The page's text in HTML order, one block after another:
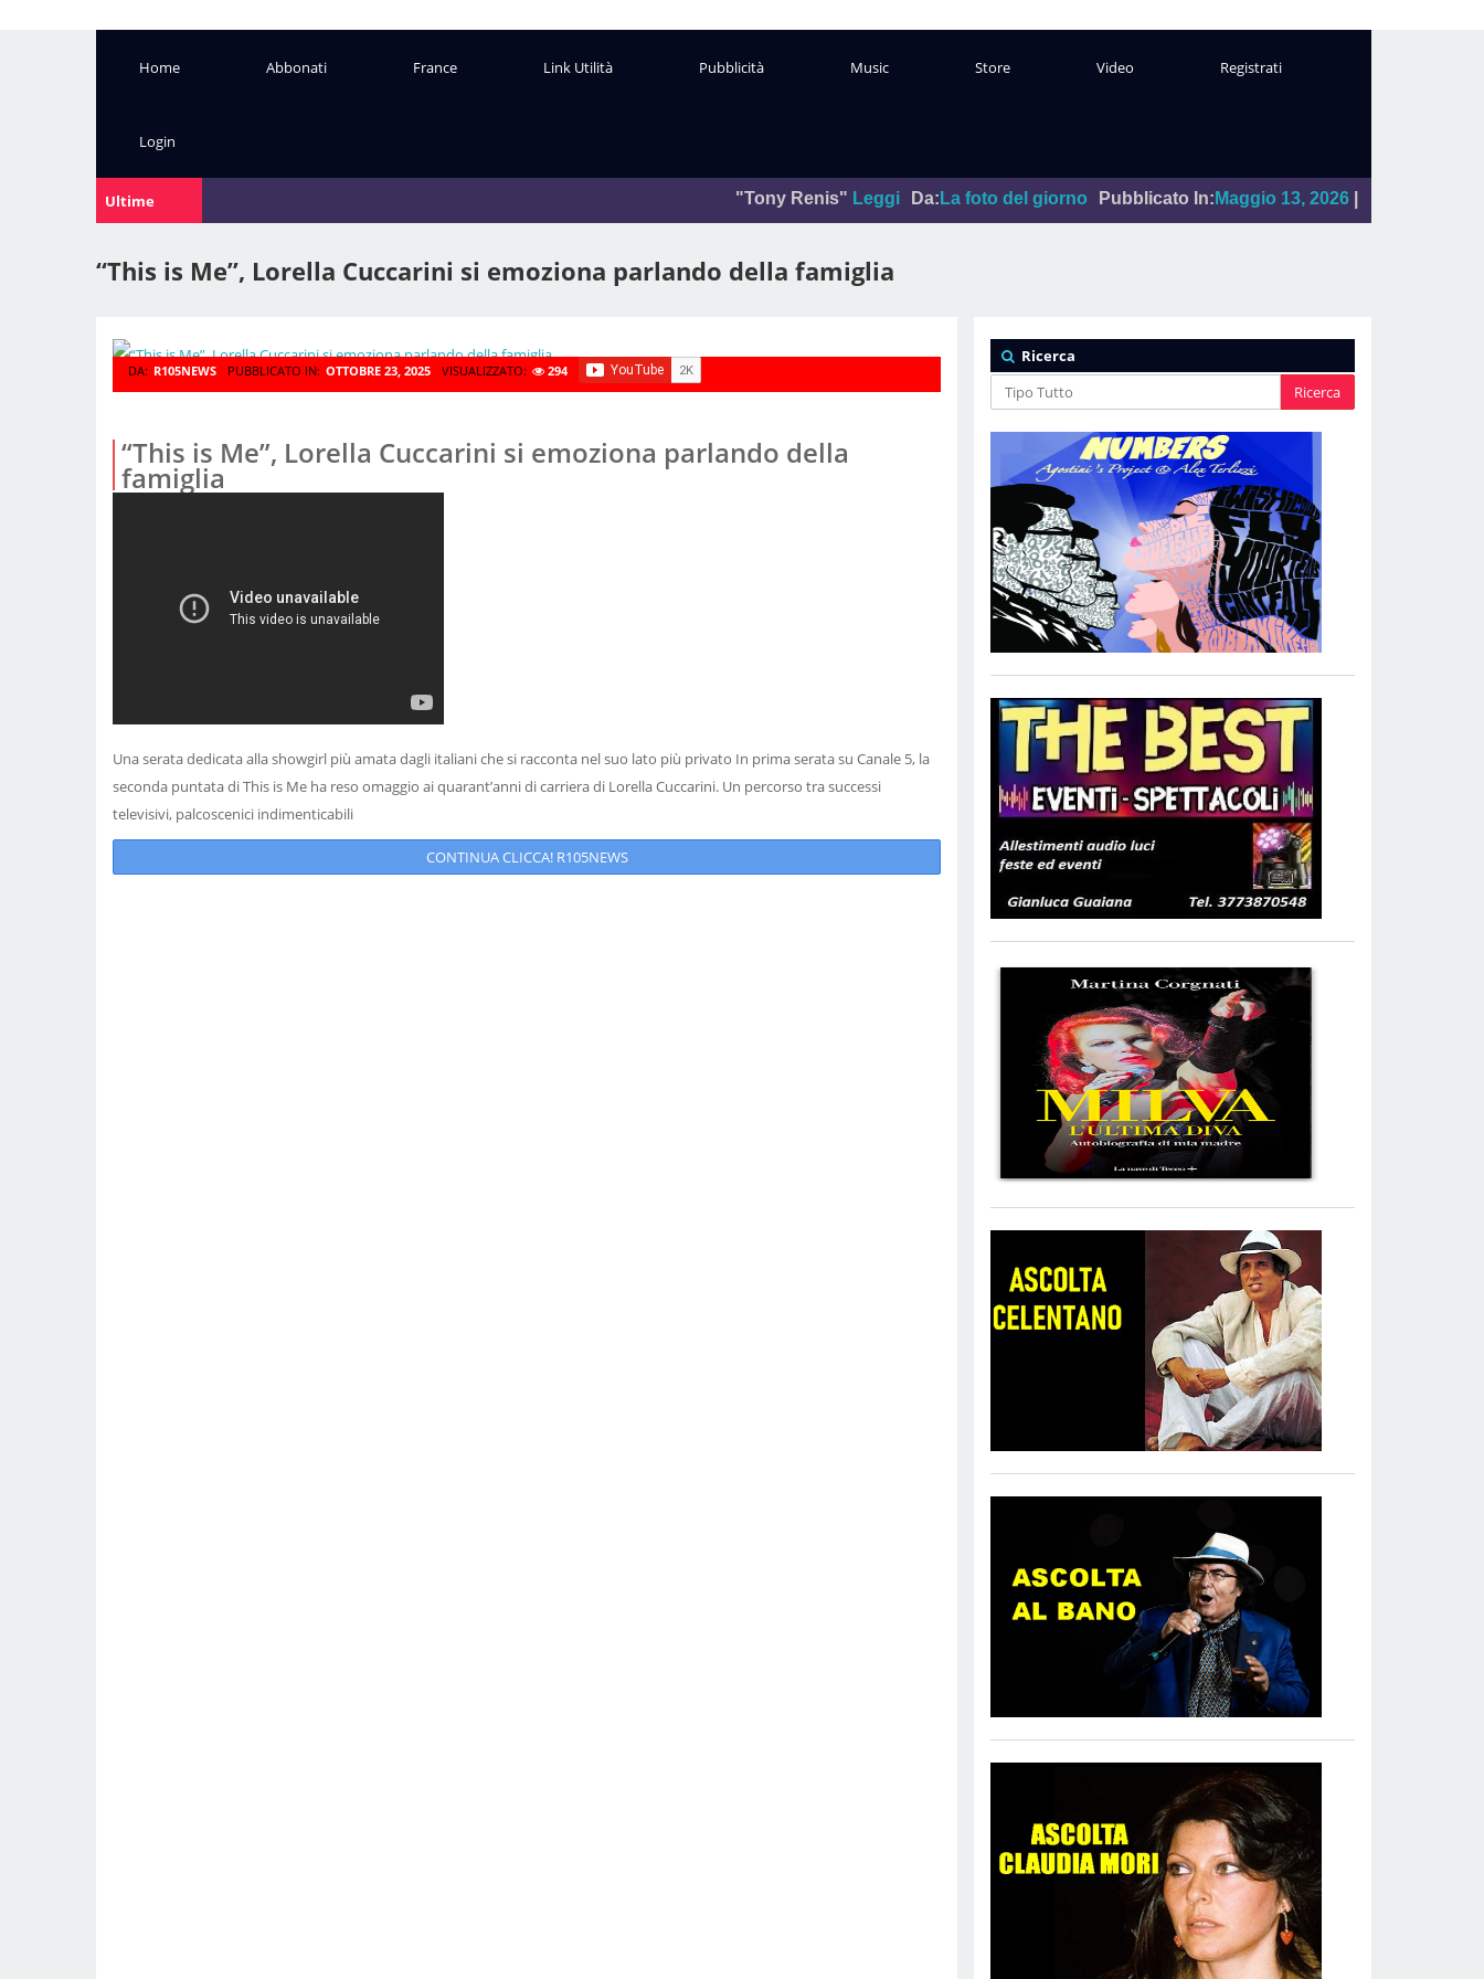
Home Abbonati France Link Utilità Pubblicità Music Store Video Registrati
Login
Ultime
Leggi Da:La foto del giorno Pubblicato In: Maggio 13, 2026| "Sal Da Vinci"
“This is Me”, Lorella Cuccarini si emoziona parlando della famiglia
DA: R105NEWS PUBBLICATO IN: OTTOBRE 23, 2025 VISUALIZZATO: 294
“This is Me”, Lorella Cuccarini si emoziona parlando della
famiglia
Una serata dedicata alla showgirl più amata dagli italiani che si racconta nel suo lato più privato In prima serata su Canale 5, la
seconda puntata di This is Me ha reso omaggio ai quarant’anni di carriera di Lorella Cuccarini. Un percorso tra successi
televisivi, palcoscenici indimenticabili
CONTINUA CLICCA! R105NEWS
Ricerca
Ricerca